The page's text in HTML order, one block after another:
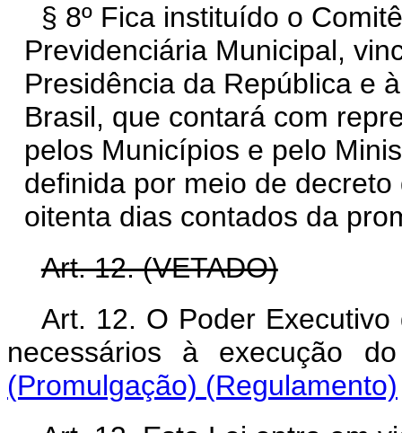
§ 8º Fica instituído o
Previdenciária Municipal,
Presidência da República e
Brasil, que contará com
pelos Municípios e pelo
definida por meio de
oitenta dias contados da
Art. 12. (VETADO)
Art. 12. O Poder
necessários à execução
(Promulgação) (Regulamento)